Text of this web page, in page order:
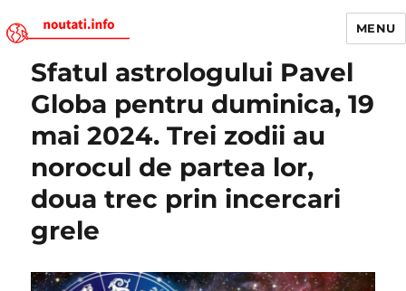
Noutati.Info
MENU
Sfatul astrologului Pavel
Globa pentru duminica, 19
mai 2024. Trei zodii au
norocul de partea lor,
doua trec prin incercari
grele